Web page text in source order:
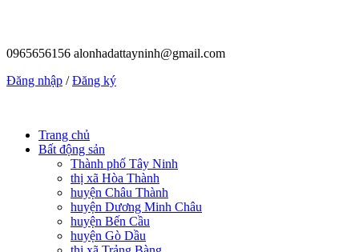
0965656156 alonhadattayninh@gmail.com
Đăng nhập /Đăng ký
Trang chủ
Bất động sản
Thành phố Tây Ninh
thị xã Hòa Thành
huyện Châu Thành
huyện Dương Minh Châu
huyện Bến Cầu
huyện Gò Dầu